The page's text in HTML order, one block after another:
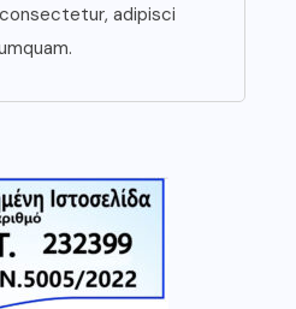
adipisci